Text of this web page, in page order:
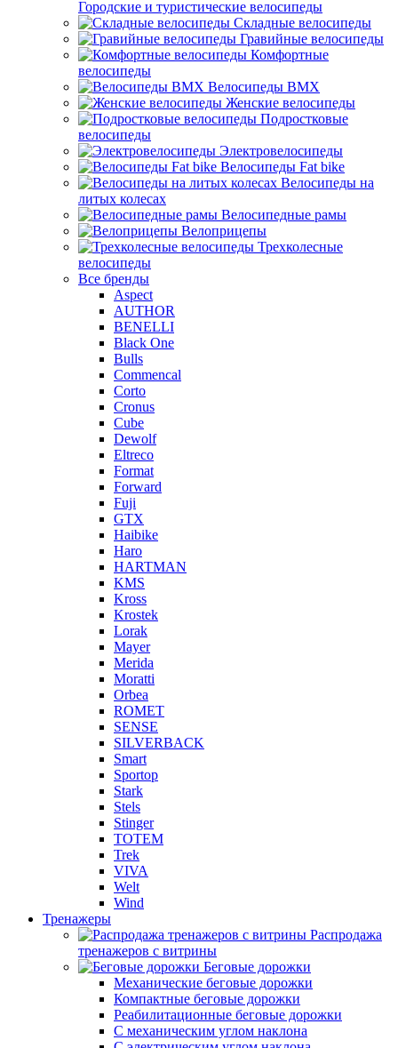
Городские и туристические велосипеды
Складные велосипеды
Гравийные велосипеды
Комфортные
велосипеды
Велосипеды BMX
Женские велосипеды
Подростковые
велосипеды
Электровелосипеды
Велосипеды Fat bike
Велосипеды на
литых колесах
Велосипедные рамы
Велоприцепы
Трехколесные
велосипеды
Все бренды
Aspect
AUTHOR
BENELLI
Black One
Bulls
Commencal
Corto
Cronus
Cube
Dewolf
Eltreco
Format
Forward
Fuji
GTX
Haibike
Haro
HARTMAN
KMS
Kross
Krostek
Lorak
Mayer
Merida
Moratti
Orbea
ROMET
SENSE
SILVERBACK
Smart
Sportop
Stark
Stels
Stinger
TOTEM
Trek
VIVA
Welt
Wind
Тренажеры
Распродажа
тренажеров с витрины
Беговые дорожки
Механические беговые дорожки
Компактные беговые дорожки
Реабилитационные беговые дорожки
С механическим углом наклона